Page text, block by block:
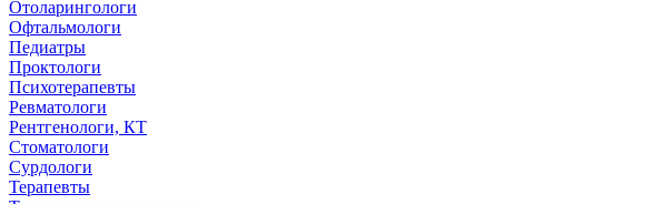
Отоларингологи
Офтальмологи
Педиатры
Проктологи
Психотерапевты
Ревматологи
Рентгенологи, КТ
Стоматологи
Сурдологи
Терапевты